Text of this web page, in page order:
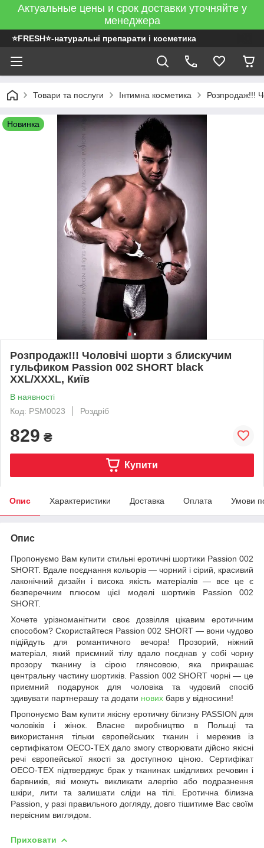
Актуальные цены и срок доставки уточняйте у
менеджера
⭐FRESH⭐-натуральні препарати і косметика
Товари та послуги Інтимна косметика Розпродаж!!!
Новинка
Розпродаж!!! Чоловічі шорти з блискучим
гульфиком Passion 002 SHORT black
XXL/XXXL, Київ
В наявності
Код: PSM0023
Роздріб
829 ₴
Купити
Опис Характеристики Доставка Оплата Умови
Опис
Пропонуємо Вам купити стильні еротичні шортики Passion 002
SHORT. Вдале поєднання кольорів — чорний і сірий, красивий
лаконічний дизайн і висока якість матеріалів — все це є
безперечним плюсом цієї моделі шортиків Passion 002
SHORT.
Хочете урізноманітнити своє дозвілля цікавим еротичним
способом? Скористайтеся Passion 002 SHORT — вони чудово
підійдуть для романтичного вечора! Прозорий, ніжний
матеріал, який приємний тілу вдало поєднав у собі чорну
прозору тканину із сірою глянсовою, яка прикрашає
центральну частину шортиків. Passion 002 SHORT чорні — це
приємний подарунок для чоловіка та чудовий спосіб
здивувати партнерашу та додати нових барв у відносини!
Пропонуємо Вам купити якісну еротичну білизну PASSION для
чоловіків і жінок. Власне виробництво в Польщі та
використання тільки європейських тканин і мережив із
сертифікатом OECO-TEX дало змогу створювати дійсно якісні
речі європейської якості за доступною ціною. Сертифікат
OECO-TEX підтверджує брак у тканинах шкідливих речовин і
барвників, які можуть викликати алергію або подразнення
шкіри, лити та залишати сліди на тілі. Еротична білизна
Passion, у разі правильного догляду, довго тішитиме Вас своїм
первісним виглядом.
Приховати